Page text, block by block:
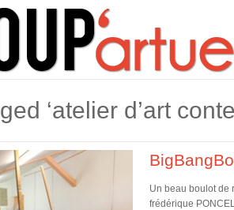
‘atelier d’art
Un beau boulot de
frédérique